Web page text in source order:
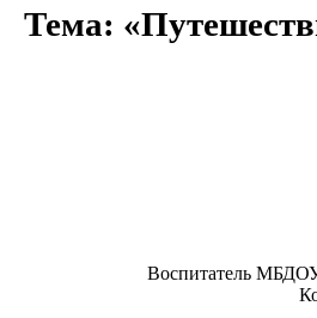
Тема:
Воспитатель